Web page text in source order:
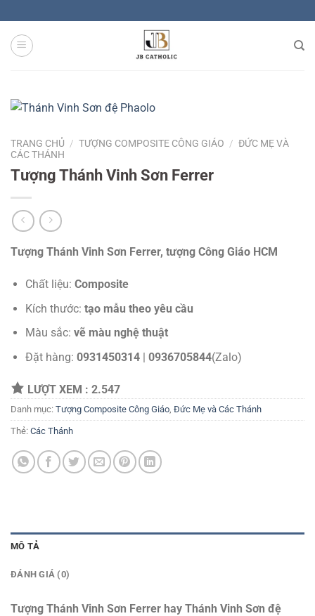
to
content
TRANG CHỦ / TƯỢNG COMPOSITE CÔNG GIÁO / ĐỨC MẸ VÀ
CÁC THÁNH
Tượng Thánh Vinh Sơn Ferrer
Tượng Thánh Vinh Sơn Ferrer, tượng Công Giáo HCM
Chất liệu: Composite
Kích thước: tạo mẫu theo yêu cầu
Màu sắc: vẽ màu nghệ thuật
Đặt hàng: 0931450314| 0936705844(Zalo)
LƯỢT XEM : 2.547
Danh mục: Tượng Composite Công Giáo Đức Mẹ và Các Thánh
Thẻ: Các Thánh
MÔ TẢ
ĐÁNH GIÁ (0)
Tượng Thánh Vinh Sơn Ferrer hay Thánh Vinh Sơn đệ